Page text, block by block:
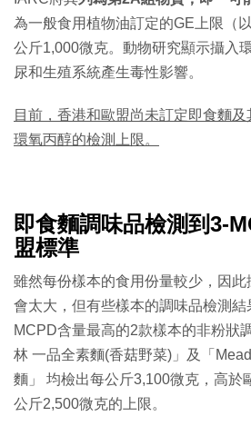
為一般食用植物油訂定的GE上限（
公斤1,000微克。動物研究顯示攝入
尿和生殖系統產生毒性影響。
目前，香港和歐盟尚未訂定即食麵
環氧丙醇的檢測上限。
即食麵調味品檢測到3-
盟標準
雖然每份樣本的食用份量較少，因
會太大，但有些樣本的調味品檢測
MCPD含量最高的2款樣本的非粉狀
林 一品全素麵(香菇野菜)」及「
麵」 均檢出每公斤3,100微克，高於
公斤2,500微克的上限。